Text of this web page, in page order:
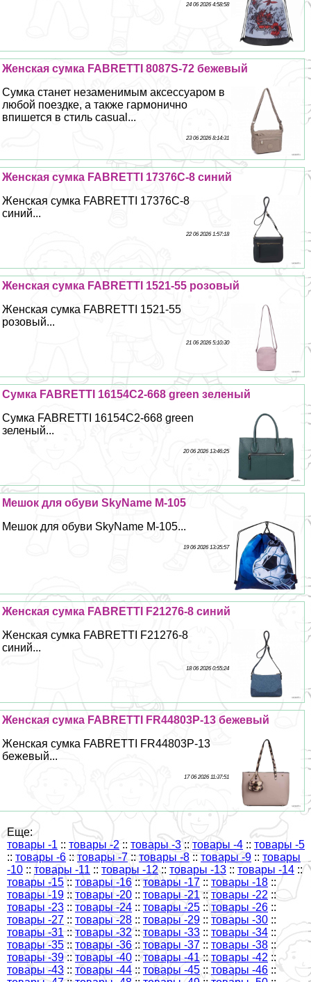
24 06 2026 4:58:58
Женская сумка FABRETTI 8087S-72 бежевый
Сумка станет незаменимым аксессуаром в
любой поездке, а также гармонично
впишется в стиль casual...
23 06 2026 8:14:31
Женская сумка FABRETTI 17376C-8 синий
Женская сумка FABRETTI 17376C-8
синий...
22 06 2026 1:57:18
Женская сумка FABRETTI 1521-55 розовый
Женская сумка FABRETTI 1521-55
розовый...
21 06 2026 5:10:30
Сумка FABRETTI 16154C2-668 green зеленый
Сумка FABRETTI 16154C2-668 green
зеленый...
20 06 2026 13:46:25
Мешок для обуви SkyName M-105
Мешок для обуви SkyName M-105...
19 06 2026 13:35:57
Женская сумка FABRETTI F21276-8 синий
Женская сумка FABRETTI F21276-8
синий...
18 06 2026 0:55:24
Женская сумка FABRETTI FR44803P-13 бежевый
Женская сумка FABRETTI FR44803P-13
бежевый...
17 06 2026 11:37:51
Еще:
товары -1 :: товары -2 :: товары -3 :: товары -4 :: товары -5
:: товары -6 :: товары -7 ::товары -8 :: товары -9 :: товары
-10 :: товары -11 :: товары -12 :: товары -13 :: товары -14 ::
товары -15 :: товары -16::товары -17 :: товары -18 ::
товары -19 :: товары -20 :: товары -21 :: товары -22 ::
товары -23 :: товары -24 :: товары -25 :: товары -26 ::
товары -27 :: товары -28 :: товары -29 :: товары -30 ::
товары -31 :: товары -32:: товары -33 :: товары -34 ::
товары -35:: товары -36 :: товары -37 :: товары -38 ::
товары -39 ::товары -40 ::товары -41 :: товары -42 ::
товары -43 :: товары -44 :: товары -45 :: товары -46 ::